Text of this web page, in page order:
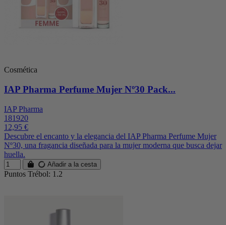
Cosmética
IAP Pharma Perfume Mujer Nº30 Pack...
IAP Pharma
181920
12,95 €
Descubre el encanto y la elegancia del IAP Pharma Perfume Mujer
Nº30, una fragancia diseñada para la mujer moderna que busca dejar
huella.
Añadir a la cesta
Puntos Trébol: 1.2